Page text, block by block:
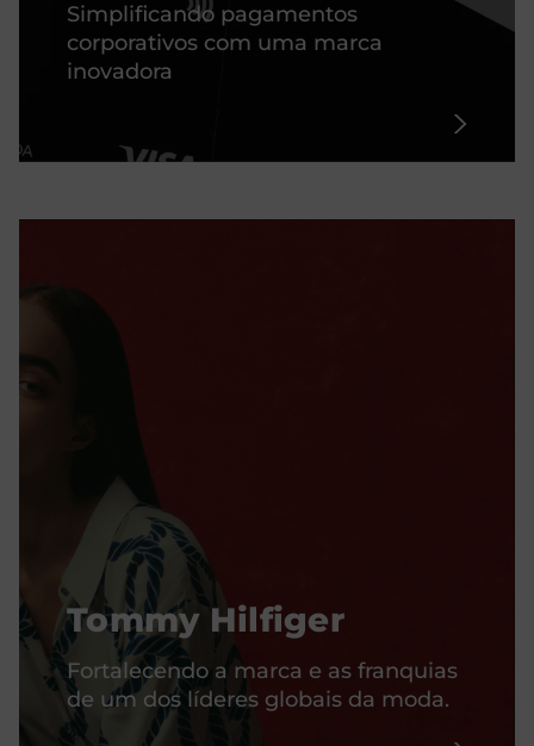
Simplificando pagamentos
corporativos com uma marca
inovadora
Tommy Hilfiger
Fortalecendo a marca e as franquias
de um dos líderes globais da moda.